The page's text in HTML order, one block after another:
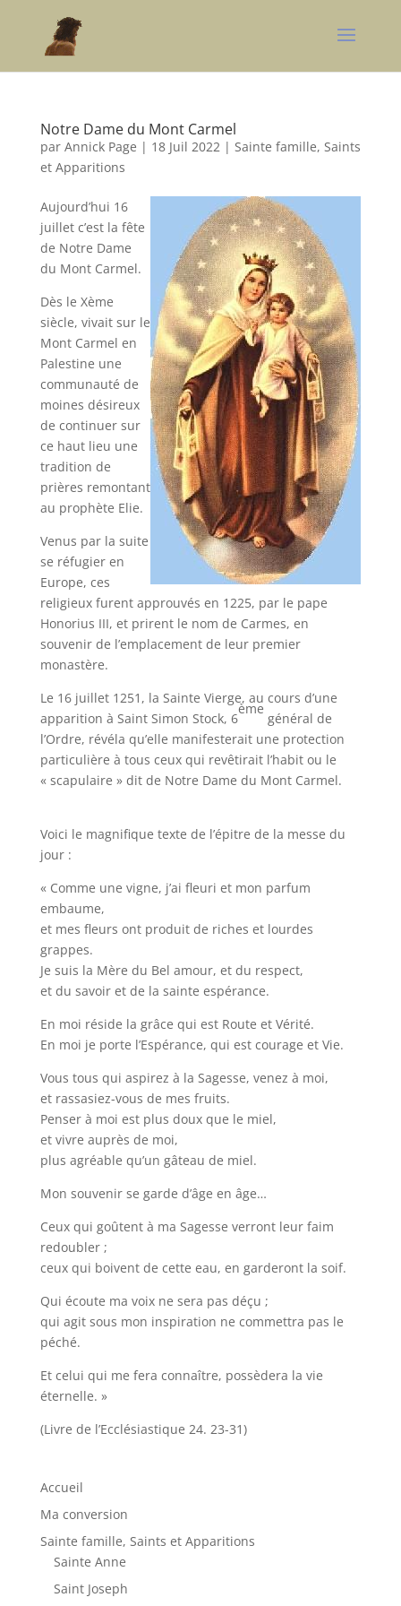
Notre Dame du Mont Carmel
par Annick Page | 18 Juil 2022| Sainte famille, Saints
et Apparitions
Aujourd’hui 16
juillet c’est la fête
de Notre Dame
du Mont Carmel.
Dès le Xème
siècle, vivait sur le
Mont Carmel en
Palestine une
communauté de
moines désireux
de continuer sur
ce haut lieu une
tradition de
prières remontant
au prophète Elie.
Venus par la suite
se réfugier en
Europe, ces
religieux furent approuvés en 1225, par le pape
Honorius III, et prirent le nom de Carmes, en
souvenir de l’emplacement de leur premier
monastère.
Le 16 juillet 1251, la Sainte Vierge, au cours d’une
apparition à Saint Simon Stock, 6
ème
général de
l’Ordre, révéla qu’elle manifesterait une protection
particulière à tous ceux qui revêtirait l’habit ou le
« scapulaire » dit de Notre Dame du Mont Carmel.
Voici le magnifique texte de l’épitre de la messe du
jour :
« Comme une vigne, j’ai fleuri et mon parfum
embaume,
et mes fleurs ont produit de riches et lourdes
grappes.
Je suis la Mère du Bel amour, et du respect,
et du savoir et de la sainte espérance.
En moi réside la grâce qui est Route et Vérité.
En moi je porte l’Espérance, qui est courage et Vie.
Vous tous qui aspirez à la Sagesse, venez à moi,
et rassasiez-vous de mes fruits.
Penser à moi est plus doux que le miel,
et vivre auprès de moi,
plus agréable qu’un gâteau de miel.
Mon souvenir se garde d’âge en âge…
Ceux qui goûtent à ma Sagesse verront leur faim
redoubler ;
ceux qui boivent de cette eau, en garderont la soif.
Qui écoute ma voix ne sera pas déçu ;
qui agit sous mon inspiration ne commettra pas le
péché.
Et celui qui me fera connaître, possèdera la vie
éternelle. »
(Livre de l’Ecclésiastique 24. 23-31)
Accueil
Ma conversion
Sainte famille, Saints et Apparitions
Sainte Anne
Saint Joseph